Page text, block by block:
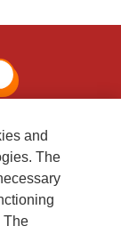
and
The
The